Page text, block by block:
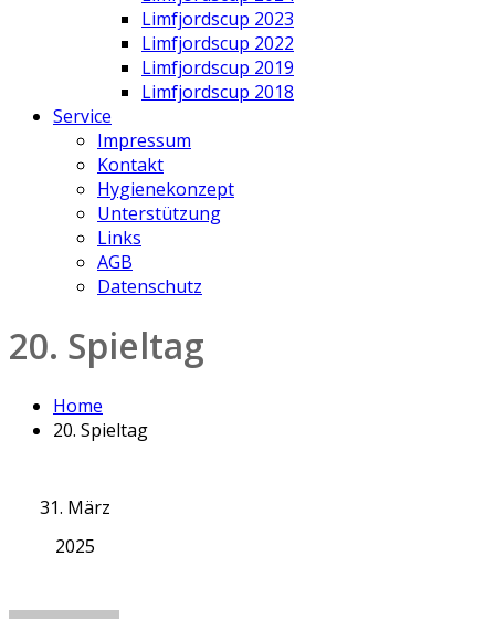
Limfjordscup 2023
Limfjordscup 2022
Limfjordscup 2019
Limfjordscup 2018
Service
Impressum
Kontakt
Hygienekonzept
Unterstützung
Links
AGB
Datenschutz
20. Spieltag
Home
20. Spieltag
31. März
2025